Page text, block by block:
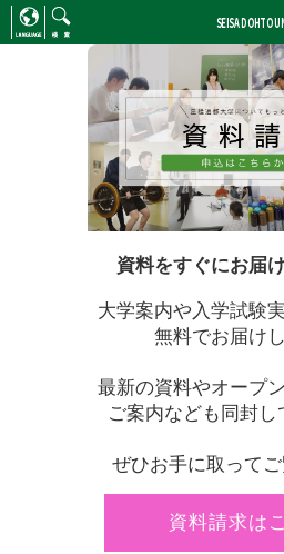
資料をすぐにお届
大学案内や入学試験
無料でお届け
最新の資料やオープ
ご案内なども同封し
ぜひお手に取って
資料請求は
ENGLISH/CHINESE
SEISA DOHTO